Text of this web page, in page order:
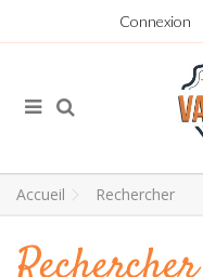
Connexion
Accueil Rechercher